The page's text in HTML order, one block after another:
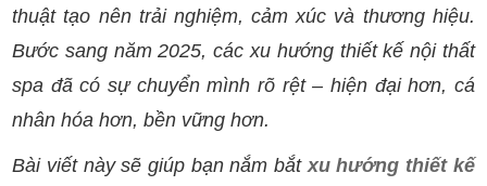
thuật tạo nên trải nghiệm, cảm xúc và thương hiệu.
Bước sang năm 2025, các xu hướng thiết kế nội thất
spa đã có sự chuyển mình rõ rệt – hiện đại hơn, cá
nhân hóa hơn, bền vững hơn.
Bài viết này sẽ giúp bạn nắm bắt xu hướng thiết kế